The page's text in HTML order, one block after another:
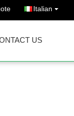
Italian
US